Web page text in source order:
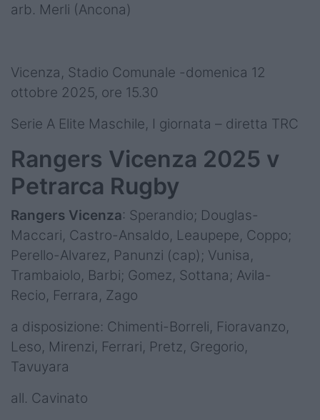
arb. Merli (Ancona)
Vicenza, Stadio Comunale -domenica 12
ottobre 2025, ore 15.30
Serie A Elite Maschile, I giornata – diretta TRC
Rangers Vicenza 2025 v
Petrarca Rugby
Rangers Vicenza: Sperandio; Douglas-
Maccari, Castro-Ansaldo, Leaupepe, Coppo;
Perello-Alvarez, Panunzi (cap); Vunisa,
Trambaiolo, Barbi; Gomez, Sottana; Avila-
Recio, Ferrara, Zago
a disposizione: Chimenti-Borreli, Fioravanzo,
Leso, Mirenzi, Ferrari, Pretz, Gregorio,
Tavuyara
all. Cavinato